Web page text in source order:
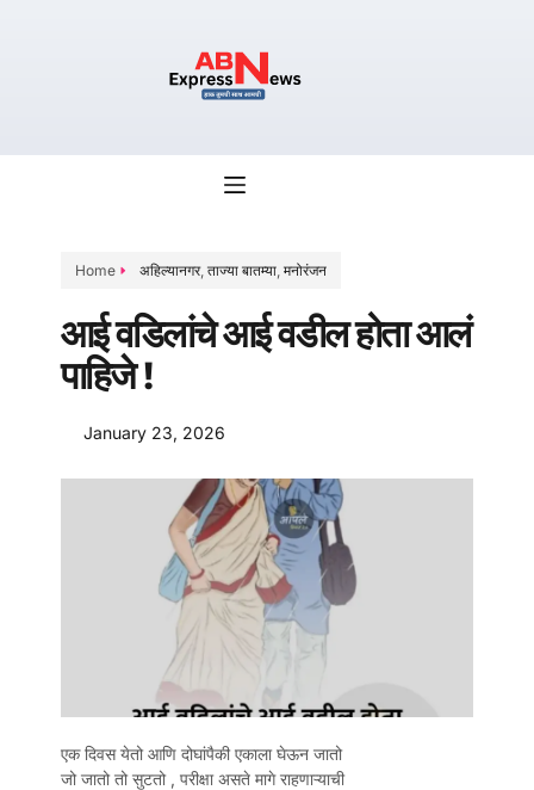
Home अहिल्यानगर, ताज्या बातम्या, मनोरंजन
आई वडिलांचे आई वडील होता आलं
पाहिजे !
January 23, 2026
एक दिवस येतो आणि दोघांपैकी एकाला घेऊन जातो
जो जातो तो सुटतो , परीक्षा असते मागे राहणाऱ्याची